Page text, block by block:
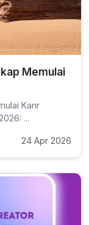
Memulai
Karir
...
24 Apr 2026